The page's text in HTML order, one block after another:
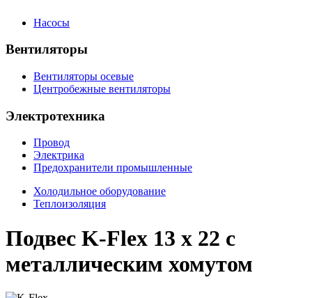
Насосы
Вентиляторы
Вентиляторы осевые
Центробежные вентиляторы
Электротехника
Провод
Электрика
Предохранители промышленные
Холодильное оборудование
Теплоизоляция
Подвес K-Flex 13 x 22 с
металлическим хомутом